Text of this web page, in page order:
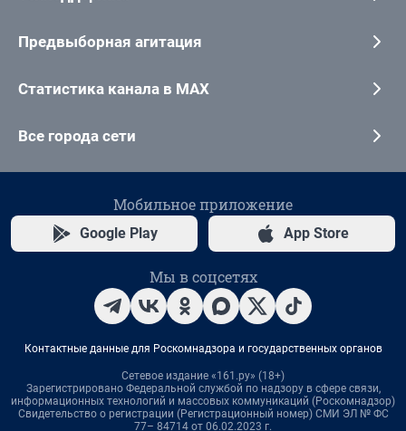
Предвыборная агитация
Статистика канала в MAX
Все города сети
Мобильное приложение
Google Play App Store
Мы в соцсетях
Контактные данные для Роскомнадзора и государственных органов
Сетевое издание «161.ру» (18+)
Зарегистрировано Федеральной службой по надзору в сфере связи,
информационных технологий и массовых коммуникаций (Роскомнадзор)
Свидетельство о регистрации (Регистрационный номер) СМИ ЭЛ № ФС
77– 84714 от 06.02.2023 г.